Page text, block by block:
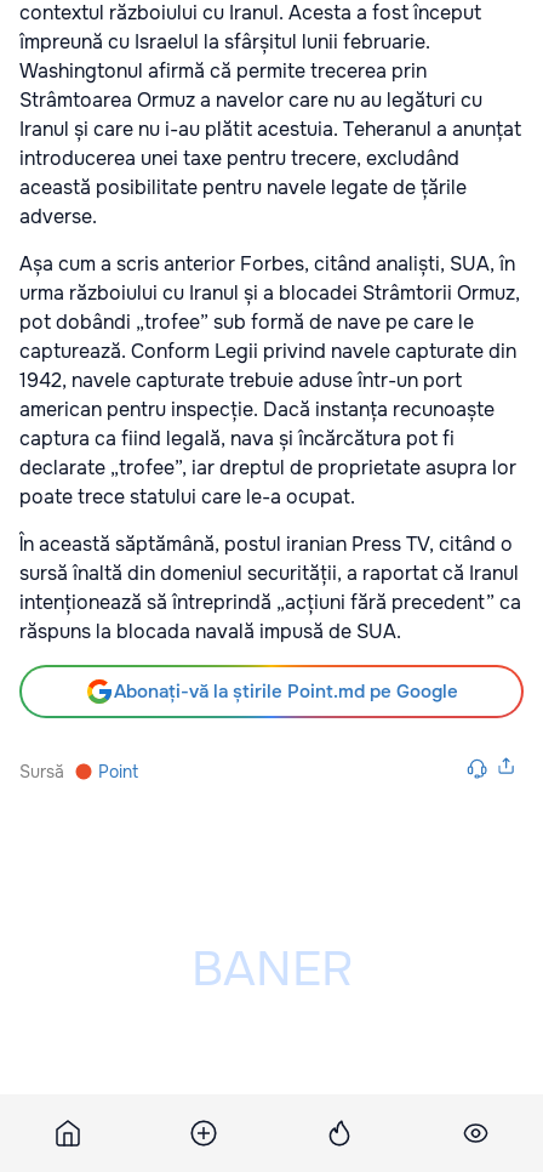
contextul războiului cu Iranul. Acesta a fost început
împreună cu Israelul la sfârșitul lunii februarie.
Washingtonul afirmă că permite trecerea prin
Strâmtoarea Ormuz a navelor care nu au legături cu
Iranul și care nu i-au plătit acestuia. Teheranul a anunțat
introducerea unei taxe pentru trecere, excludând
această posibilitate pentru navele legate de țările
adverse.
Așa cum a scris anterior Forbes, citând analiști, SUA, în
urma războiului cu Iranul și a blocadei Strâmtorii Ormuz,
pot dobândi „trofee” sub formă de nave pe care le
capturează. Conform Legii privind navele capturate din
1942, navele capturate trebuie aduse într-un port
american pentru inspecție. Dacă instanța recunoaște
captura ca fiind legală, nava și încărcătura pot fi
declarate „trofee”, iar dreptul de proprietate asupra lor
poate trece statului care le-a ocupat.
În această săptămână, postul iranian Press TV, citând o
sursă înaltă din domeniul securității, a raportat că Iranul
intenționează să întreprindă „acțiuni fără precedent” ca
răspuns la blocada navală impusă de SUA.
Abonați-vă la știrile Point.md pe Google
Sursă Point
Publicitatea ta poate fi aici